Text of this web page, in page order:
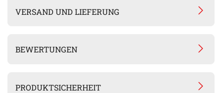
VERSAND UND LIEFERUNG
BEWERTUNGEN
PRODUKTSICHERHEIT